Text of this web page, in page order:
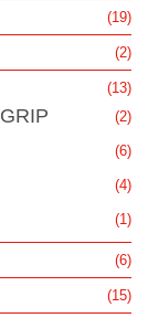
(19)
(2)
(13)
(2)
(6)
(4)
(1)
(6)
(15)